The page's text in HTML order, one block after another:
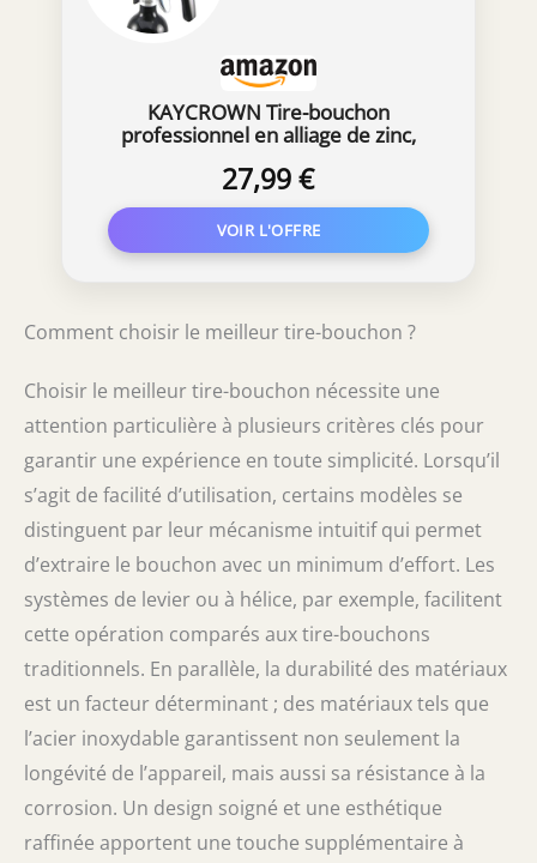
KAYCROWN Tire-bouchon
professionnel en alliage de zinc,
qualité avec coupe-capsule et
décapsuleur intégrés, outil pour
serveur noir
27,99 €
Comment choisir le meilleur tire-bouchon ?
Choisir le meilleur tire-bouchon nécessite une
attention particulière à plusieurs critères clés pour
garantir une expérience en toute simplicité. Lorsqu’il
s’agit de facilité d’utilisation, certains modèles se
distinguent par leur mécanisme intuitif qui permet
d’extraire le bouchon avec un minimum d’effort. Les
systèmes de levier ou à hélice, par exemple, facilitent
cette opération comparés aux tire-bouchons
traditionnels. En parallèle, la durabilité des matériaux
est un facteur déterminant ; des matériaux tels que
l’acier inoxydable garantissent non seulement la
longévité de l’appareil, mais aussi sa résistance à la
corrosion. Un design soigné et une esthétique
raffinée apportent une touche supplémentaire à